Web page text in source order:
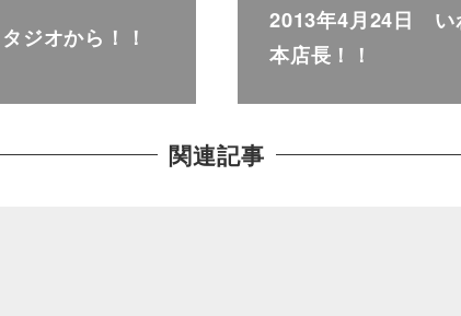
ジオから！！
2013年4月24日 い
本店長！！
関連記事